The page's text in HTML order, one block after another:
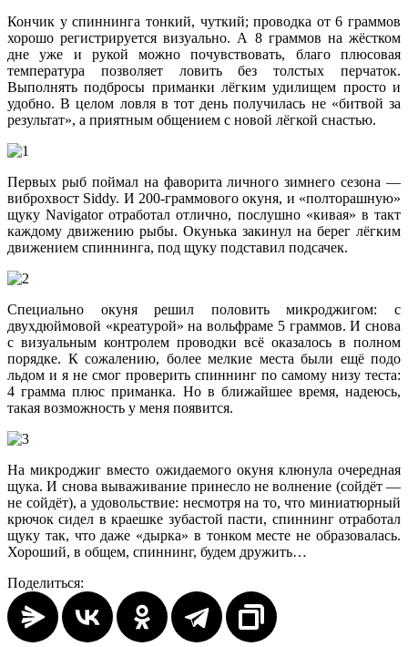
Кончик у спиннинга тонкий, чуткий; проводка от 6 граммов
хорошо регистрируется визуально. А 8 граммов на жёстком
дне уже и рукой можно почувствовать, благо плюсовая
температура позволяет ловить без толстых перчаток.
Выполнять подбросы приманки лёгким удилищем просто и
удобно. В целом ловля в тот день получилась не «битвой за
результат», а приятным общением с новой лёгкой снастью.
Первых рыб поймал на фаворита личного зимнего сезона —
виброхвост Siddy. И 200-граммового окуня, и «полторашную»
щуку Navigator отработал отлично, послушно «кивая» в такт
каждому движению рыбы. Окунька закинул на берег лёгким
движением спиннинга, под щуку подставил подсачек.
Специально окуня решил половить микроджигом: с
двухдюймовой «креатурой» на вольфраме 5 граммов. И снова
с визуальным контролем проводки всё оказалось в полном
порядке. К сожалению, более мелкие места были ещё подо
льдом и я не смог проверить спиннинг по самому низу теста:
4 грамма плюс приманка. Но в ближайшее время, надеюсь,
такая возможность у меня появится.
На микроджиг вместо ожидаемого окуня клюнула очередная
щука. И снова вываживание принесло не волнение (сойдёт —
не сойдёт), а удовольствие: несмотря на то, что миниатюрный
крючок сидел в краешке зубастой пасти, спиннинг отработал
щуку так, что даже «дырка» в тонком месте не образовалась.
Хороший, в общем, спиннинг, будем дружить…
Поделиться: